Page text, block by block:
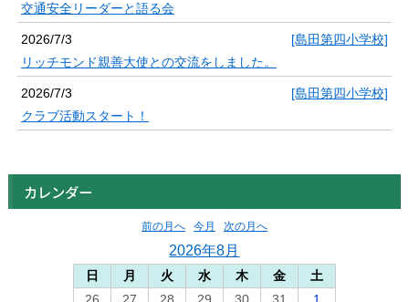
交通安全リーダーと語る会
2026/7/3
[島田第四小学校]
リッチモンド親善大使との交流をしました。
2026/7/3
[島田第四小学校]
クラブ活動スタート！
カレンダー
前の月へ 今月 次の月へ
2026年8月
日 月 火 水 木 金
土